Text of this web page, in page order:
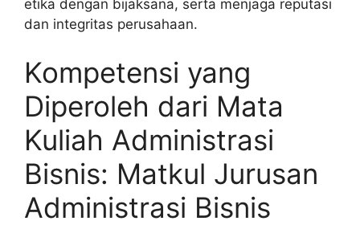
etika dengan bijaksana, serta menjaga reputasi
dan integritas perusahaan.
Kompetensi yang
Diperoleh dari Mata
Kuliah Administrasi
Bisnis: Matkul Jurusan
Administrasi Bisnis